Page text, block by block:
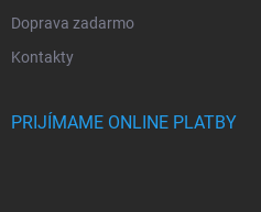
Doprava zadarmo
Kontakty
PRIJÍMAME ONLINE PLATBY